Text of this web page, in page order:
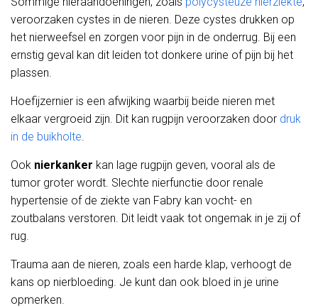
veroorzaken cystes in de nieren. Deze cystes drukken op
het nierweefsel en zorgen voor pijn in de onderrug. Bij een
ernstig geval kan dit leiden tot donkere urine of pijn bij het
plassen.
Hoefijzernier is een afwijking waarbij beide nieren met
elkaar vergroeid zijn. Dit kan rugpijn veroorzaken door druk
in de buikholte.
Ook nierkanker kan lage rugpijn geven, vooral als de
tumor groter wordt. Slechte nierfunctie door renale
hypertensie of de ziekte van Fabry kan vocht- en
zoutbalans verstoren. Dit leidt vaak tot ongemak in je zij of
rug.
Trauma aan de nieren, zoals een harde klap, verhoogt de
kans op nierbloeding. Je kunt dan ook bloed in je urine
opmerken.